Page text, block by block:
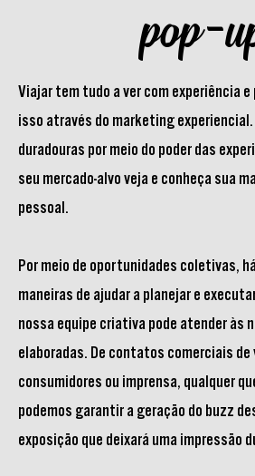
pop-
Viajar tem tudo a ver com experiência e
isso através do marketing experiencial.
duradouras por meio do poder das
seu mercado-alvo veja e conheça sua
pessoal.
Por meio de oportunidades coletivas,
maneiras de ajudar a planejar e
nossa equipe criativa pode atender às
elaboradas. De contatos comerciais de
consumidores ou imprensa, qualquer
podemos garantir a geração do buzz
exposição que deixará uma impressão